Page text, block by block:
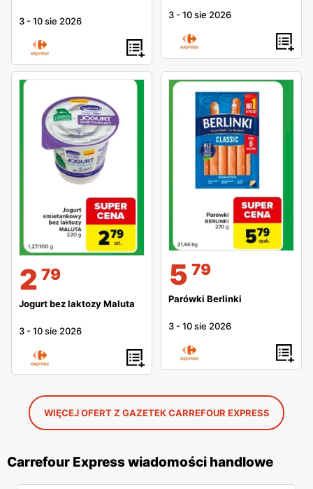
3 -10 sie 2026
3 -10 sie 2026
2 79
Jogurt bez laktozy Maluta
3 -10 sie 2026
5 79
Parówki Berlinki
3 -10 sie 2026
WIĘCEJ OFERT Z GAZETEK CARREFOUR EXPRESS
Carrefour Express wiadomości handlowe